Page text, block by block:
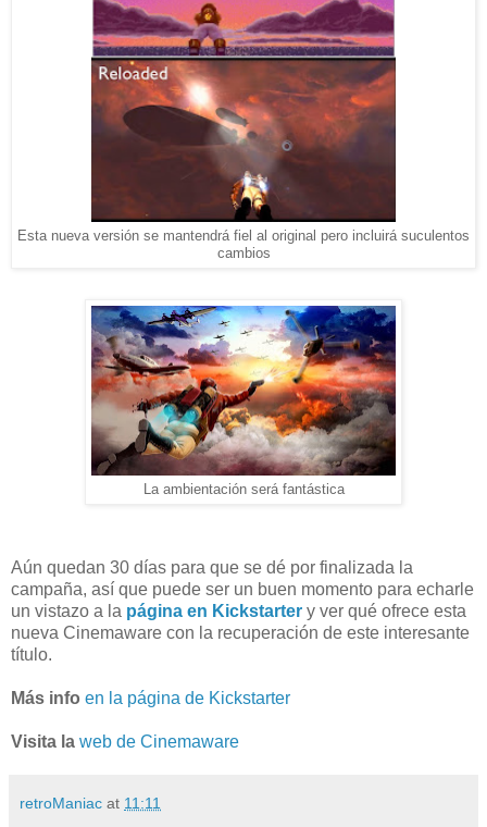
Esta nueva versión se mantendrá fiel al original pero incluirá suculentos
cambios
La ambientación será fantástica
Aún quedan 30 días para que se dé por finalizada la
campaña, así que puede ser un buen momento para echarle
un vistazo a la página en Kickstarter y ver qué ofrece esta
nueva Cinemaware con la recuperación de este interesante
título.
Más info en la página de Kickstarter
Visita la web de Cinemaware
retroManiac at 11:11